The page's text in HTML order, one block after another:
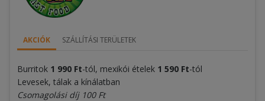
AKCIÓK SZÁLLÍTÁSI TERÜLETEK
Burritok 1 990 Ft-tól, mexikói ételek 1 590 Ft-tól
Levesek, tálak a kínálatban
Csomagolási díj 100 Ft